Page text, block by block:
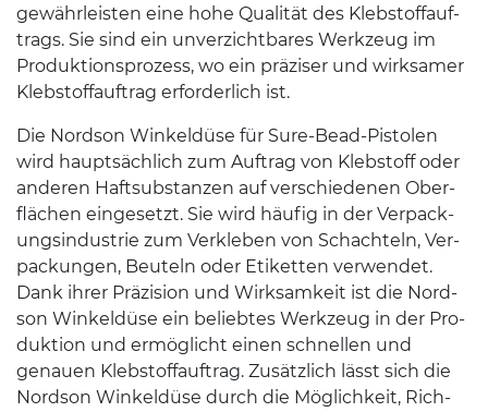
gewährleis­ten eine hohe Qual­ität des Kleb­stof­fauf­
trags. Sie sind ein unverzicht­bares Werkzeug im
Pro­duk­tion­sprozess, wo ein präziser und wirk­samer
Kleb­stof­fauf­trag erforder­lich ist.
Die Nord­son Winkeldüse für Sure-​Bead-​Pistolen
wird haupt­säch­lich zum Auf­trag von Kleb­stoff oder
anderen Haft­sub­stanzen auf ver­schiede­nen Ober­
flächen einge­setzt. Sie wird häu­fig in der Ver­pack­
ungsin­dus­trie zum Verkleben von Schachteln, Ver­
pack­un­gen, Beuteln oder Etiket­ten ver­wen­det.
Dank ihrer Präzi­sion und Wirk­samkeit ist die Nord­
son Winkeldüse ein beliebtes Werkzeug in der Pro­
duk­tion und ermöglicht einen schnellen und
genauen Kleb­stof­fauf­trag. Zusät­zlich lässt sich die
Nord­son Winkeldüse durch die Möglichkeit, Rich­